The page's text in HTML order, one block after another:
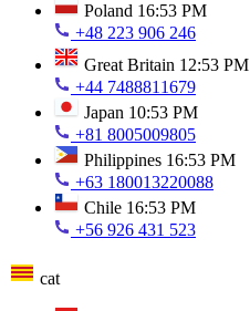
Poland 16:53 PM
+48 223 906 246
Great Britain 12:53 PM
+44 7488811679
Japan 10:53 PM
+81 8005009805
Philippines 16:53 PM
+63 180013220088
Chile 16:53 PM
+56 926 431 523
cat